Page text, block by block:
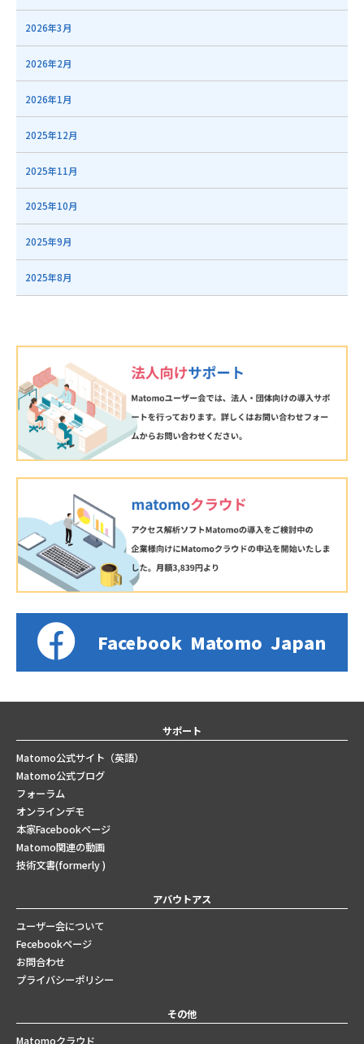
2026年3月
2026年2月
2026年1月
2025年12月
2025年11月
2025年10月
2025年9月
2025年8月
Facebook Matomo Japan
サポート
Matomo公式サイト（英語）
Matomo公式ブログ
フォーラム
オンラインデモ
本家Facebookページ
Matomo関連の動画
技術文書(formerly )
アバウトアス
ユーザー会について
Fecebookページ
お問合わせ
プライバシーポリシー
その他
Matomoクラウド